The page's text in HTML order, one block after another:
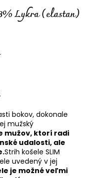
bokov, dokonale
mužský
mužov, ktorí radi
udalosti, ale
Strih košele SLIM
uvedený v jej
je možné veľmi